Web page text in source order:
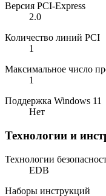
Версия PCI-Express
2.0
Количество линий PCI
1
Максимальное число
1
Поддержка Windows 11
Нет
Технологии и
Технологии
EDB
Наборы инструкций